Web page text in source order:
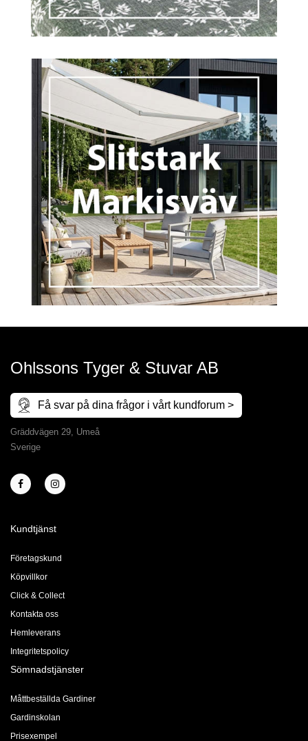
Ohlssons Tyger & Stuvar AB
Få svar på dina frågor i vårt kundforum >
Gräddvägen 29, Umeå
Sverige
Kundtjänst
Företagskund
Köpvillkor
Click & Collect
Kontakta oss
Hemleverans
Integritetspolicy
Sömnadstjänster
Måttbeställda Gardiner
Gardinskolan
Prisexempel